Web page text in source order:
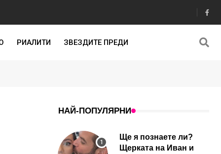
РИАЛИТИ ЗВЕЗДИТЕ ПРЕДИ
НАЙ-ПОПУЛЯРНИ
Ще я познаете ли?
Щерката на Иван и